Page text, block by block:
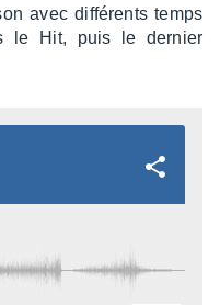
avec diffé­rents temps
le Hit, puis le dernier